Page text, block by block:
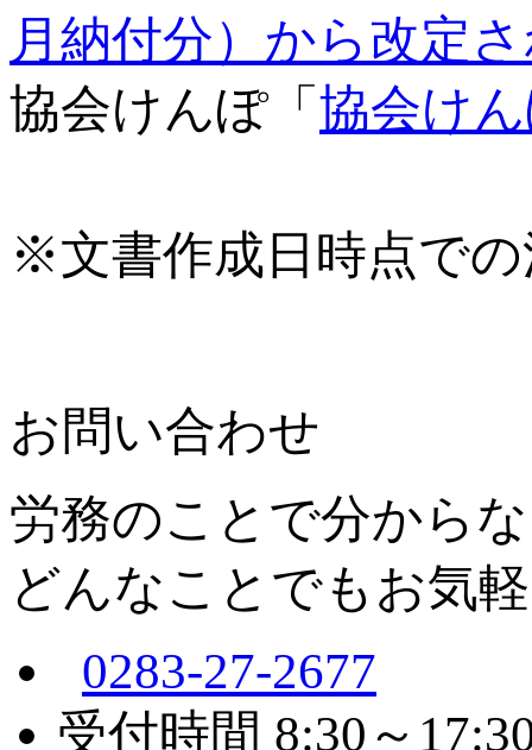
月納付分）から改定
協会けんぽ「 協会け
※文書作成日時点で
お問い合わせ
労務のことで分から
どんなことでもお気
0283-27-2677
受付時間 8:30～